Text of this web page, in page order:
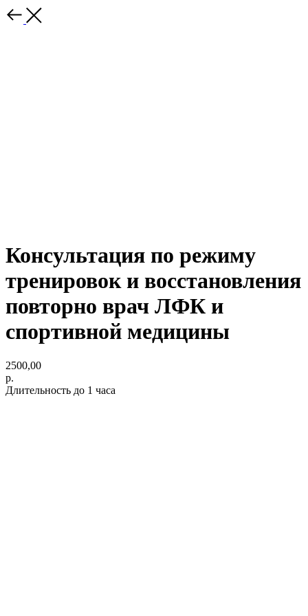
Консультация по режиму
тренировок и восстановления
повторно врач ЛФК и
спортивной медицины
2500,00
р.
Длительность до 1 часа